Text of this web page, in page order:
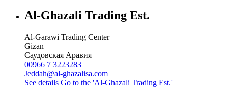
Al-Ghazali Trading Est.
Al-Garawi Trading Center
Gizan
Саудовская Аравия
00966 7 3223283
Jeddah@al-ghazalisa.com
See details Go to the 'Al-Ghazali Trading Est.'